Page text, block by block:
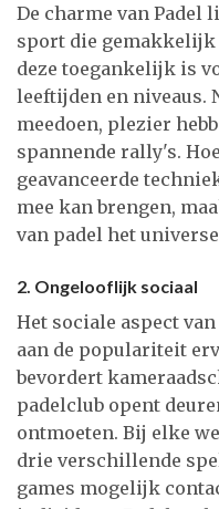
De charme van Padel
sport die gemakkelijk
deze toegankelijk is
leeftijden en niveaus.
meedoen, plezier
spannende rally's.
geavanceerde
mee kan brengen,
van padel het
2. Ongelooflijk sociaal
Het sociale aspect
aan de populariteit
bevordert
padelclub opent
ontmoeten. Bij elke
drie verschillende
games mogelijk